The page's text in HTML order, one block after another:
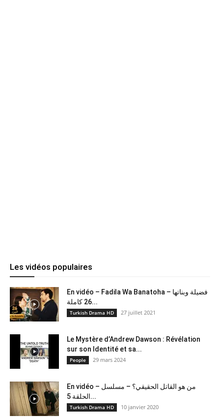
Les vidéos populaires
En vidéo – Fadila Wa Banatoha – فضيلة وبناتها
26 كاملة...
Turkish Drama HD 27 juillet 2021
Le Mystère d’Andrew Dawson : Révélation
sur son Identité et sa...
People 29 mars 2024
En vidéo – من هو القاتل الحقيقي؟ – مسلسل
الحلقة 5...
Turkish Drama HD 10 janvier 2020